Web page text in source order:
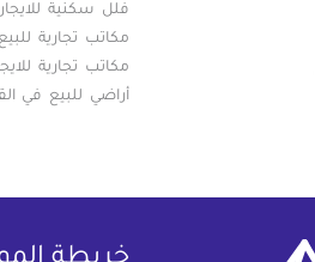
فلل سكنية
مكاتب تجارية
مكاتب تجارية
أراضي للبيع في